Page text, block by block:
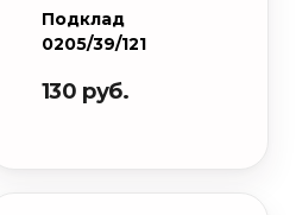
Подклад
0205/39/121
130 руб.